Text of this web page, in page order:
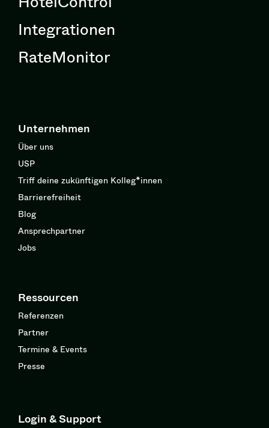
Integrationen
RateMonitor
Unternehmen
Über uns
USP
Triff deine zukünftigen Kolleg*innen
Barrierefreiheit
Blog
Ansprechpartner
Jobs
Ressourcen
Referenzen
Partner
Termine & Events
Presse
Login & Support